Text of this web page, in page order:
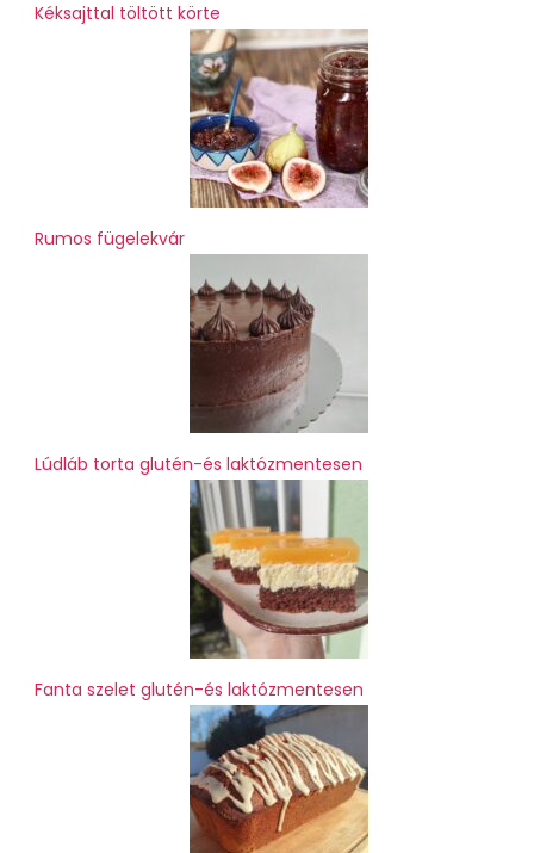
Kéksajttal töltött körte
Rumos fügelekvár
Lúdláb torta glutén-és laktózmentesen
Fanta szelet glutén-és laktózmentesen